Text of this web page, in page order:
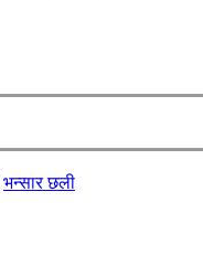
भन्सार छली